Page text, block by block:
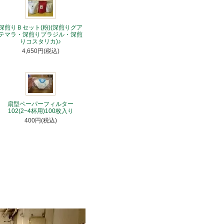
煎りＢセット(粉)(深煎りグア
マラ・深煎りブラジル・深煎
りコスタリカ)♪
4,650円(税込)
扇型ペーパーフィルター
102(2~4杯用)100枚入り
400円(税込)